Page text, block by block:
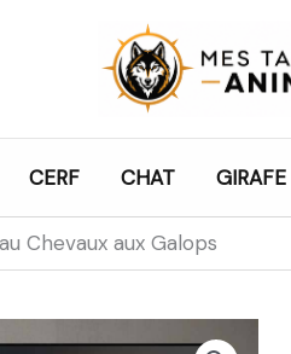
CERF CHAT GIRAFE
Chevaux aux Galops